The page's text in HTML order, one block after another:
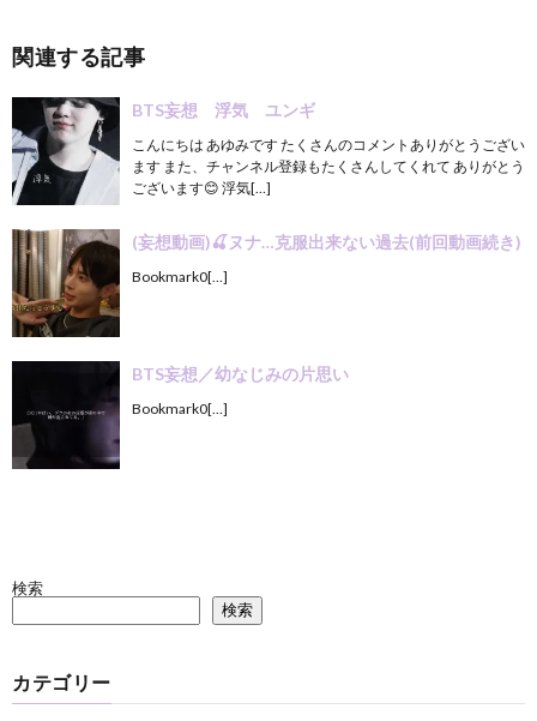
関連する記事
BTS妄想 浮気 ユンギ
こんにちは あゆみです たくさんのコメントありがとうござい
ます また、チャンネル登録もたくさんしてくれて ありがとう
ございます😊 浮気[…]
(妄想動画)🍒ヌナ…克服出来ない過去(前回動画続き)
Bookmark0[…]
BTS妄想／幼なじみの片思い
Bookmark0[…]
検索
検索
カテゴリー